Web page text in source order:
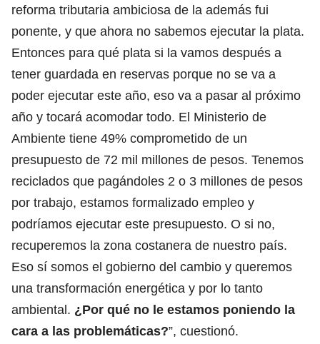
reforma tributaria ambiciosa de la además fui
ponente, y que ahora no sabemos ejecutar la plata.
Entonces para qué plata si la vamos después a
tener guardada en reservas porque no se va a
poder ejecutar este año, eso va a pasar al próximo
año y tocará acomodar todo. El Ministerio de
Ambiente tiene 49% comprometido de un
presupuesto de 72 mil millones de pesos. Tenemos
reciclados que pagándoles 2 o 3 millones de pesos
por trabajo, estamos formalizado empleo y
podríamos ejecutar este presupuesto. O si no,
recuperemos la zona costanera de nuestro país.
Eso sí somos el gobierno del cambio y queremos
una transformación energética y por lo tanto
ambiental. ¿Por qué no le estamos poniendo la
cara a las problemáticas?”, cuestionó.